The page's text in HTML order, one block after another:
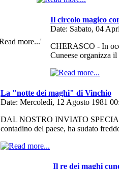
Il circolo magico
Date: Sabato, 04
CHERASCO - In
Cuneese organizza
La "notte dei maghi" di Vinchio
Date: Mercoledì, 12 Agosto 1981
DAL NOSTRO INVIATO
contadino del paese, ha sudato
Il re dei maghi